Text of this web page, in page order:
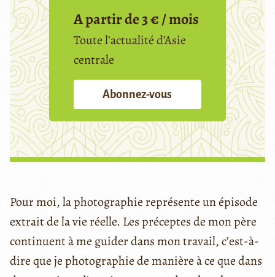
A partir de 3 € / mois
Toute l’actualité d’Asie
centrale
Abonnez-vous
Pour moi, la photographie représente un épisode
extrait de la vie réelle. Les préceptes de mon père
continuent à me guider dans mon travail, c’est-à-
dire que je photographie de manière à ce que dans